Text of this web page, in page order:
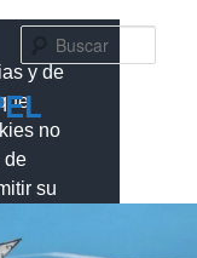
y de
no
de
su
su